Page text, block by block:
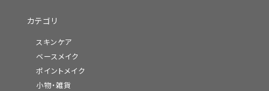
カテゴリ
スキンケア
ベースメイク
ポイントメイク
小物・雑貨